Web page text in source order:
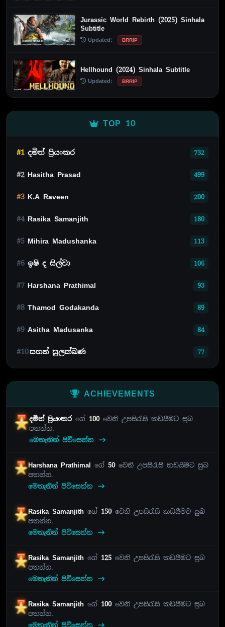
Jurassic World Rebirth (2025) Sinhala
Subtitle
Updated: BRRIP
Hellhound (2024) Sinhala Subtitle
Updated: BRRIP
TOP 10
#1 දමිත් ප්‍රියංකර 732
#2 Hasitha Prasad 499
#3 K.A Raveen 200
#4 Rasika Samanjith 180
#5 Mihira Madushanka 113
#6 ඉෂි ද සිල්වා 106
#7 Harshana Prathimal 93
#8 Thamod Godakanda 89
#9 Asitha Madusanka 84
#10සහන් සුලක්ඛණ 77
ACHIEVEMENTS
දමිත් ප්‍රියංකරගේ 100වෙනි උපසිරැසි කඩයීමට සුබ
පතන්න.
මෙතැනින් පිවිසෙන්න
Harshana Prathimal ගේ 50වෙනි උපසිරැසි කඩයීමට සුබ
පතන්න.
මෙතැනින් පිවිසෙන්න
Rasika Samanjithගේ 150වෙනි උපසිරැසි කඩයීමට සුබ
පතන්න.
මෙතැනින් පිවිසෙන්න
Rasika Samanjithගේ 125 වෙනි උපසිරැසි කඩයීමට සුබ
පතන්න.
මෙතැනින් පිවිසෙන්න
Rasika Samanjithගේ 100වෙනි උපසිරැසි කඩයීමට සුබ
පතන්න.